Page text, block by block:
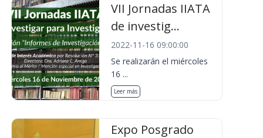
VII Jornadas IIATA
de investig...
2022-11-16 09:00:00
Se realizarán el miércoles
16 ...
Leer más
Expo Posgrado